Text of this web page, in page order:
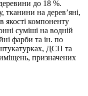
до 18 %.
на дерев’яні,
якості компоненту
суміші на водній
фарби та ін. по
ДСП та
призначених